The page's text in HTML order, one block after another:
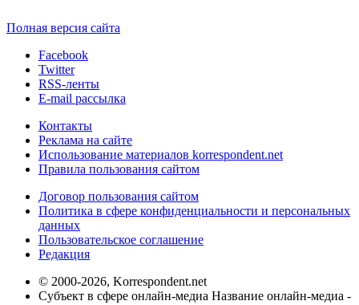
Полная версия сайта
Facebook
Twitter
RSS-ленты
E-mail рассылка
Контакты
Реклама на сайте
Использование материалов korrespondent.net
Правила пользования сайтом
Договор пользования сайтом
Политика в сфере конфиденциальности и персональных
данных
Пользовательское соглашение
Редакция
© 2000-2026, Korrespondent.net
Субъект в сфере онлайн-медиа Название онлайн-медиа -